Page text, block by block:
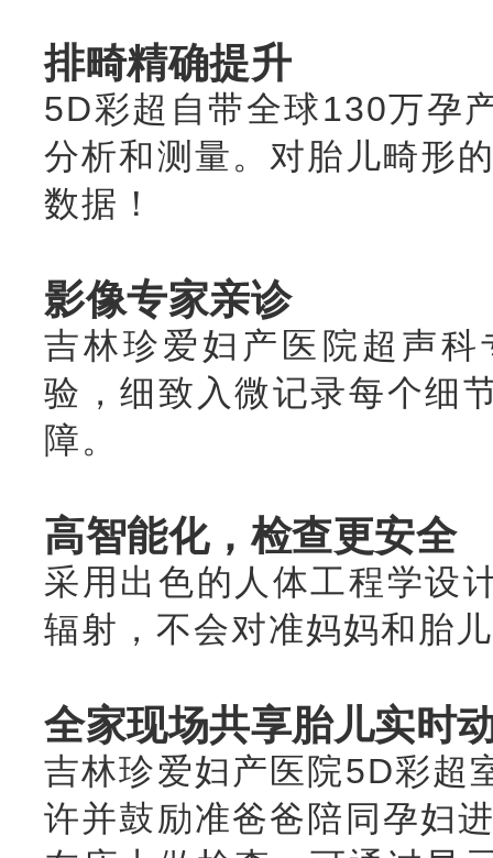
排畸精确提升
5D彩超自带全球130万孕
分析和测量。对胎儿畸形
数据！
影像专家亲诊
吉林珍爱妇产医院超声
验，细致入微记录每个细
障。
高智能化，检查更安全
采用出色的人体工程学设
辐射，不会对准妈妈和胎
全家现场共享胎儿实时
吉林珍爱妇产医院5D彩超
许并鼓励准爸爸陪同孕妇